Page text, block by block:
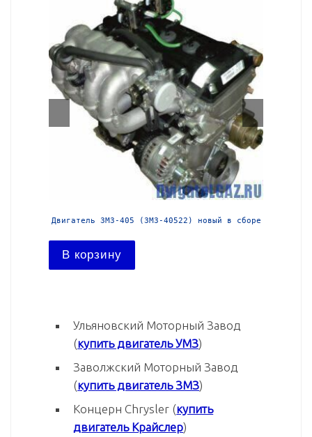
Двигатель ЗМЗ-405 (ЗМЗ-40522) новый в сборе
В корзину
Ульяновский Моторный Завод
(купить двигатель УМЗ)
Заволжский Моторный Завод
(купить двигатель ЗМЗ)
Концерн Chrysler (купить
двигатель Крайслер)